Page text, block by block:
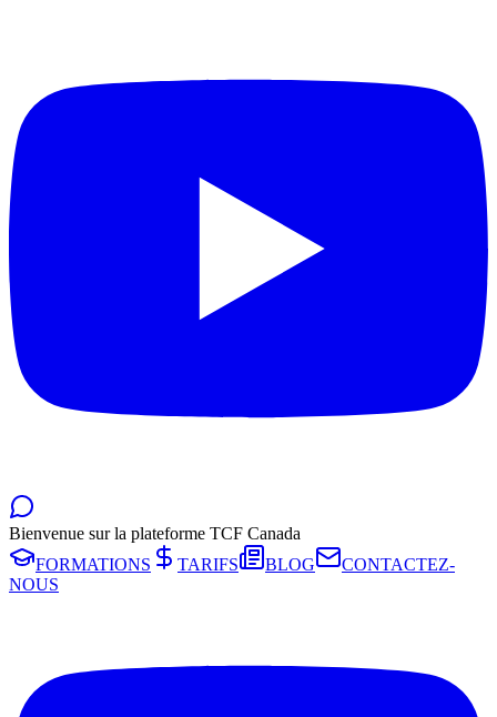
Bienvenue sur la plateforme TCF Canada
FORMATIONS
TARIFS BLOG
CONTACTEZ-
NOUS